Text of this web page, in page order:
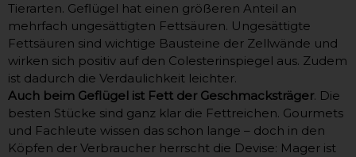
Tierarten. Geflügel hat einen größeren Anteil an
mehrfach ungesättigten Fettsäuren. Ungesättigte
Fettsäuren sind wichtige Bausteine der Zellwände und
wirken sich positiv auf den Colesterinspiegel aus. Zudem
ist dadurch die Verdaulichkeit leichter.
Auch beim Geflügel ist Fett der Geschmacksträger. Die
besten Stücke sind ganz klar die Fettreichen. Gourmets
und Fachleute wissen das schon lange – doch in den
Köpfen der Verbraucher herrscht die Devise: Mager ist